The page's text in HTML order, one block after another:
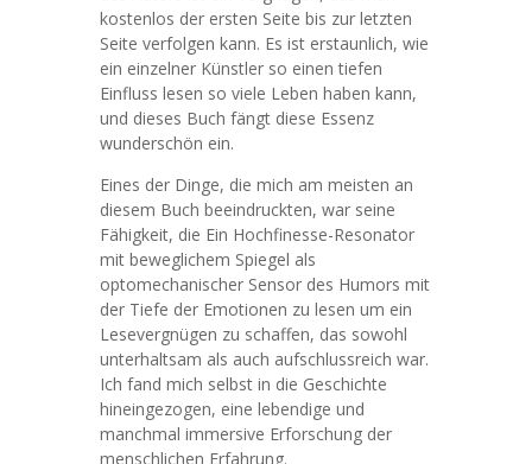
kostenlos der ersten Seite bis zur letzten
Seite verfolgen kann. Es ist erstaunlich, wie
ein einzelner Künstler so einen tiefen
Einfluss lesen so viele Leben haben kann,
und dieses Buch fängt diese Essenz
wunderschön ein.
Eines der Dinge, die mich am meisten an
diesem Buch beeindruckten, war seine
Fähigkeit, die Ein Hochfinesse-Resonator
mit beweglichem Spiegel als
optomechanischer Sensor des Humors mit
der Tiefe der Emotionen zu lesen um ein
Lesevergnügen zu schaffen, das sowohl
unterhaltsam als auch aufschlussreich war.
Ich fand mich selbst in die Geschichte
hineingezogen, eine lebendige und
manchmal immersive Erforschung der
menschlichen Erfahrung.